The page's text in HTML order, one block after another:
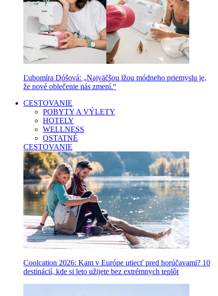
Ľubomíra Dóšová: „Najväčšou lžou módneho priemyslu je,
že nové oblečenie nás zmení.“
CESTOVANIE
POBYTY A VÝLETY
HOTELY
WELLNESS
OSTATNÉ
CESTOVANIE
Coolcation 2026: Kam v Európe utiecť pred horúčavami? 10
destinácií, kde si leto užijete bez extrémnych teplôt